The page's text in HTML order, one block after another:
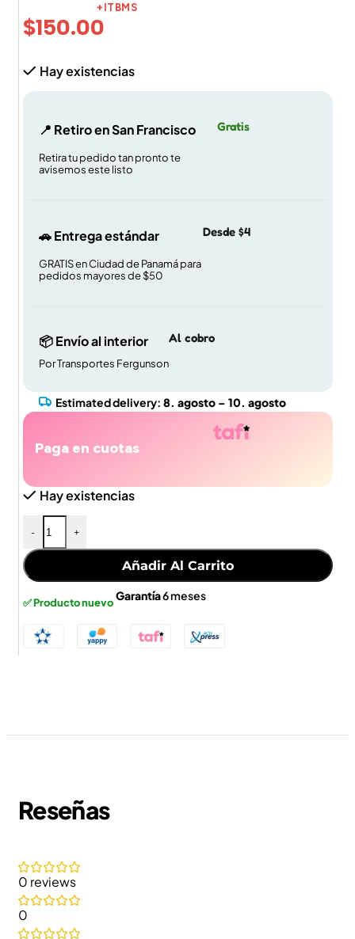
$150.00
+ITBMS
Hay existencias
📍 Retiro en San Francisco
Retira tu pedido tan pronto te
avisemos este listo
Gratis
🚗 Entrega estándar
GRATIS en Ciudad de Panamá para
pedidos mayores de $50
Desde $4
📦 Envío al interior
Por Transportes Fergunson
Al cobro
Estimated delivery: 8. agosto – 10. agosto
Paga en cuotas
Hay existencias
- +
Añadir Al Carrito
✅ Producto nuevoGarantía6 meses
Reseñas
0 reviews
0